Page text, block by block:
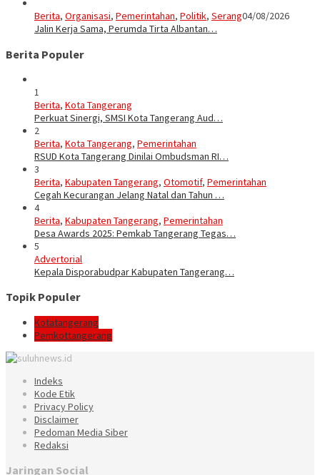
Berita, Organisasi, Pemerintahan, Politik, Serang04/08/2026
Jalin Kerja Sama, Perumda Tirta Albantan…
Berita Populer
1
Berita, Kota Tangerang
Perkuat Sinergi, SMSI Kota Tangerang Aud…
2
Berita, Kota Tangerang, Pemerintahan
RSUD Kota Tangerang Dinilai Ombudsman RI…
3
Berita, Kabupaten Tangerang, Otomotif, Pemerintahan
Cegah Kecurangan Jelang Natal dan Tahun …
4
Berita, Kabupaten Tangerang, Pemerintahan
Desa Awards 2025: Pemkab Tangerang Tegas…
5
Advertorial
Kepala Disporabudpar Kabupaten Tangerang…
Topik Populer
Kotatangerang
Pemkottangerang
Indeks
Kode Etik
Privacy Policy
Disclaimer
Pedoman Media Siber
Redaksi
Jaringan Social